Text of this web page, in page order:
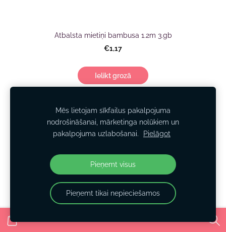
Atbalsta mietiņi bambusa 1.2m 3.gb
€1,17
Ielikt grozā
Mēs lietojam sīkfailus pakalpojuma
nodrošināšanai, mārketinga nolūkiem un
pakalpojuma uzlabošanai.
Pielāgot
Pieņemt visus
Pieņemt tikai nepieciešamos